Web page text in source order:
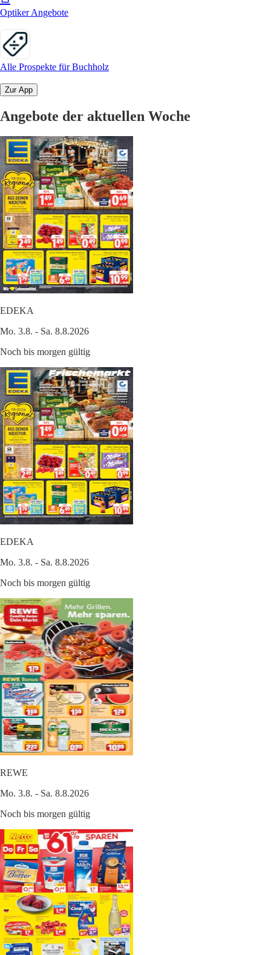
Optiker Angebote
Alle Prospekte für Buchholz
Zur App
Angebote der aktuellen Woche
EDEKA
Mo. 3.8. - Sa. 8.8.2026
Noch bis morgen gültig
EDEKA
Mo. 3.8. - Sa. 8.8.2026
Noch bis morgen gültig
REWE
Mo. 3.8. - Sa. 8.8.2026
Noch bis morgen gültig